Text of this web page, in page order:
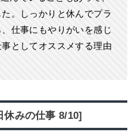
。しっかりと休んでプラ
仕事にもやりがいを感じ
としてオススメする理由
休みの仕事 8/10]